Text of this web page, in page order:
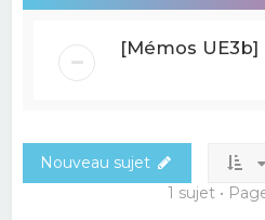
[Mémos UE3b]
Nouveau sujet
1 sujet •